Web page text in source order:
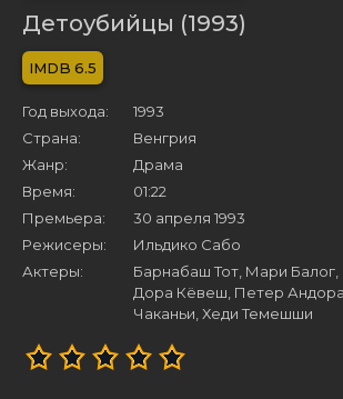
Детоубийцы (1993)
6.5
Год выхода:
1993
Страна:
Венгрия
Жанр:
Драма
Время:
01:22
Премьера:
30 апреля 1993
Режисеры:
Ильдико Сабо
Актеры:
Барнабаш Тот, Мари Балог,
Дора Кёвеш, Петер
Чаканьи, Хеди Темешши